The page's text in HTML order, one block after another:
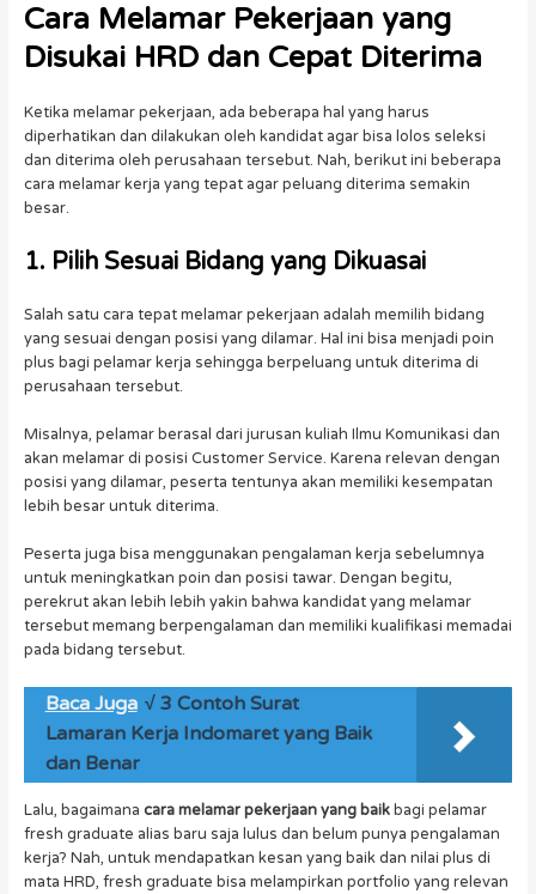
Cara Melamar Pekerjaanyang
Disukai HRD dan Cepat Diterima
Ketika melamar pekerjaan, ada beberapa hal yang harus
diperhatikan dan dilakukan oleh kandidat agar bisa lolos seleksi
dan diterima oleh perusahaan tersebut. Nah, berikut ini beberapa
cara melamar kerja yang tepat agar peluang diterima semakin
besar.
1. Pilih Sesuai Bidang yang Dikuasai
Salah satu cara tepat melamar pekerjaan adalah memilih bidang
yang sesuai dengan posisi yang dilamar. Hal ini bisa menjadi poin
plus bagi pelamar kerja sehingga berpeluang untuk diterima di
perusahaan tersebut.
Misalnya, pelamar berasal dari jurusan kuliah Ilmu Komunikasi dan
akan melamar di posisi Customer Service. Karena relevan dengan
posisi yang dilamar, peserta tentunya akan memiliki kesempatan
lebih besar untuk diterima.
Peserta juga bisa menggunakan pengalaman kerja sebelumnya
untuk meningkatkan poin dan posisi tawar. Dengan begitu,
perekrut akan lebih lebih yakin bahwa kandidat yang melamar
tersebut memang berpengalaman dan memiliki kualifikasi memadai
pada bidang tersebut.
Baca Juga √ 3 Contoh Surat
Lamaran Kerja Indomaret yang Baik
dan Benar
Lalu, bagaimana cara melamar pekerjaan yang baik bagi pelamar
fresh graduate alias baru saja lulus dan belum punya pengalaman
kerja? Nah, untuk mendapatkan kesan yang baik dan nilai plus di
mata HRD, fresh graduate bisa melampirkan portfolio yang relevan